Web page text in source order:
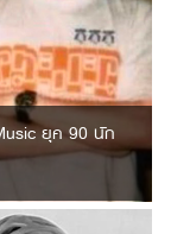
ยุค 90 นัก